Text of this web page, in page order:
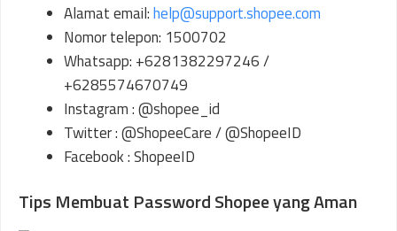
Alamat email:help@support.shopee.com
Nomor telepon: 1500702
Whatsapp: +6281382297246 /
+6285574670749
Instagram : @shopee_id
Twitter : @ShopeeCare / @ShopeeID
Facebook : ShopeeID
Tips Membuat Password Shopee yang Aman